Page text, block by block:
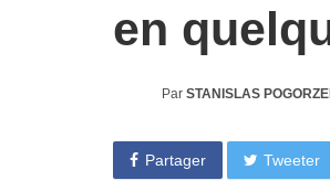
en
Par STANISLAS
Partager Tweeter